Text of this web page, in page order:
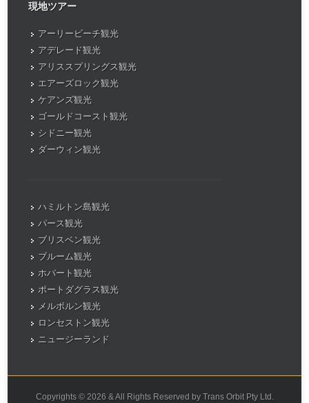
現地ツアー
アーリービーチ観光
アデレード観光
アリススプリングス観光
エアーズロック観光
ケアンズ観光
ゴールドコースト観光
シドニー観光
ダーウィン観光
ハミルトン島観光
パース観光
ブリスベン観光
ブルーム観光
ホバート観光
ポートダグラス観光
メルボルン観光
ロンセストン観光
ニュージーランド
Copyrights © 2026 & All Rights Reserved by Trans Orbit Pty Ltd.